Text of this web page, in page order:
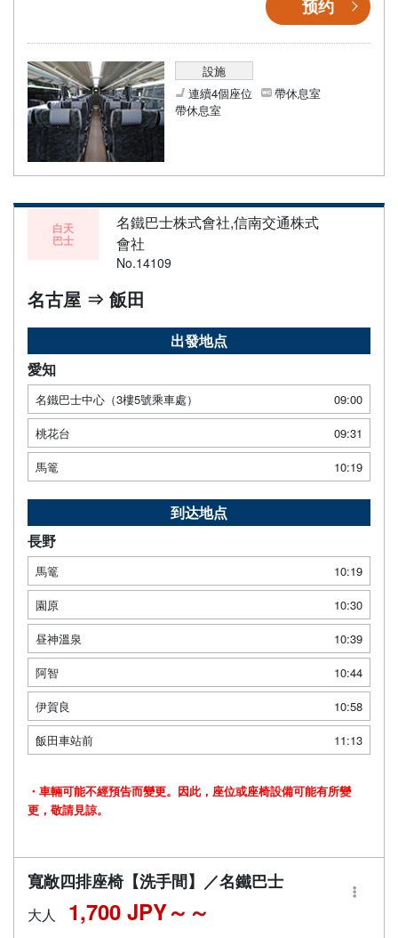
预约
設施
連續4個座位
帶休息室
帶休息室
白天
巴士
名鐵巴士株式會社,信南交通株式
會社
No.14109
名古屋 ⇒ 飯田
出發地点
愛知
名鐵巴士中心（3樓5號乘車處）
09:00
桃花台
09:31
馬篭
10:19
到达地点
長野
馬篭
10:19
園原
10:30
昼神溫泉
10:39
阿智
10:44
伊賀良
10:58
飯田車站前
11:13
・車輛可能不經預告而變更。因此，座位或座椅設備可能有所變
更，敬請見諒。
寬敞四排座椅【洗手間】／名鐵巴士
大人 1,700 JPY～